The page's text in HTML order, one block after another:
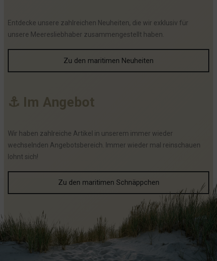
Entdecke unsere zahlreichen Neuheiten, die wir exklusiv für
unsere Meeresliebhaber zusammengestellt haben.
Zu den maritimen Neuheiten
⚓ Im Angebot
Wir haben zahlreiche Artikel in unserem immer wieder
wechselnden Angebotsbereich. Immer wieder mal reinschauen
lohnt sich!
Zu den maritimen Schnäppchen